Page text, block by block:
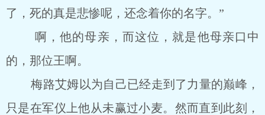
了，死的真是悲惨呢，还念着你的名字。”
啊，他的母亲，而这位，就是他母亲口中
的，那位王啊。
梅路艾姆以为自己已经走到了力量的巅峰，
只是在军仪上他从未赢过小麦。然而直到此刻，